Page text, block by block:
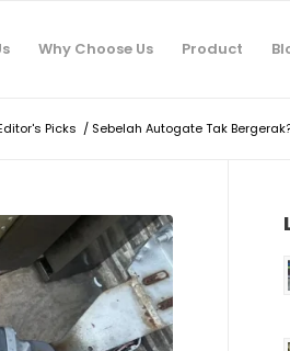
Why Choose Us Product
Picks / Sebelah Autogate Tak